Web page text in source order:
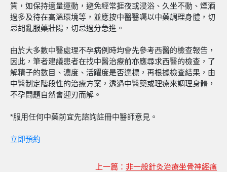
質，如保持適量運動，避免經常捱夜或浸浴、久坐不動、煙酒
過多及待在高溫環境等，並應按中醫醫囑以中藥調理身體，切
忌胡亂服藥壯陽，切忌過分急進。
由於大多數中醫處理不孕病例時均會先參考西醫的檢查報告，
因此，筆者建議患者在找中醫治療前亦應尋求西醫的檢查，了
解精子的數目、濃度、活躍度是否達標，再根據檢查結果，由
中醫制定階段性的治療方案，透過中醫藥或理療來調理身體，
不孕問題自然會迎刃而解。
*服用任何中藥前宜先諮詢註冊中醫師意見。
立即預約
上一篇： 非一般針灸治療坐骨神經痛